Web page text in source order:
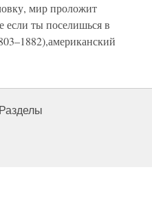
мир проложит
если ты поселишься в
Разделы